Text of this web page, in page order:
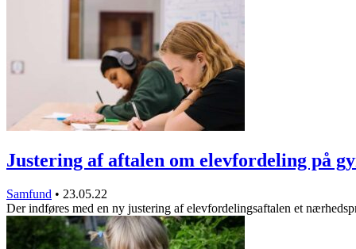
Justering af aftalen om elevfordeling på
Samfund • 23.05.22
Der indføres med en ny justering af elevfordelingsaftalen et